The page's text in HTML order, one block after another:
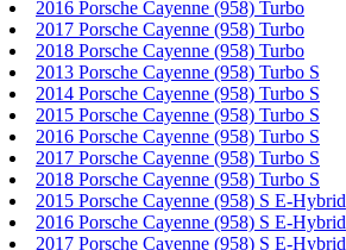
2016 Porsche Cayenne (958) Turbo
2017 Porsche Cayenne (958) Turbo
2018 Porsche Cayenne (958) Turbo
2013 Porsche Cayenne (958) Turbo S
2014 Porsche Cayenne (958) Turbo S
2015 Porsche Cayenne (958) Turbo S
2016 Porsche Cayenne (958) Turbo S
2017 Porsche Cayenne (958) Turbo S
2018 Porsche Cayenne (958) Turbo S
2015 Porsche Cayenne (958) S E-Hybrid
2016 Porsche Cayenne (958) S E-Hybrid
2017 Porsche Cayenne (958) S E-Hybrid